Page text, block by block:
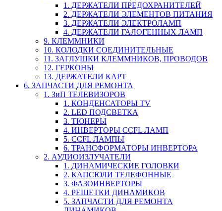
1. ДЕРЖАТЕЛИ ПРЕДОХРАНИТЕЛЕЙ
2. ДЕРЖАТЕЛИ ЭЛЕМЕНТОВ ПИТАНИЯ
3. ДЕРЖАТЕЛИ ЭЛЕКТРОЛАМП
4. ДЕРЖАТЕЛИ ГАЛОГЕННЫХ ЛАМП
9. КЛЕММНИКИ
10. КОЛОДКИ СОЕДИНИТЕЛЬНЫЕ
11. ЗАГЛУШКИ КЛЕММНИКОВ, ПРОВОДОВ
12. ГЕРКОНЫ
13. ДЕРЖАТЕЛИ КАРТ
6. ЗАПЧАСТИ ДЛЯ РЕМОНТА
1. ЗиП ТЕЛЕВИЗОРОВ
1. КОНДЕНСАТОРЫ TV
2. LED ПОДСВЕТКА
3. ТЮНЕРЫ
4. ИНВЕРТОРЫ CCFL ЛАМП
5. CCFL ЛАМПЫ
6. ТРАНСФОРМАТОРЫ ИНВЕРТОРА
2. АУДИОИЗЛУЧАТЕЛИ
1. ДИНАМИЧЕСКИЕ ГОЛОВКИ
2. КАПСЮЛИ ТЕЛЕФОННЫЕ
3. ФАЗОИНВЕРТОРЫ
4. РЕШЕТКИ ДИНАМИКОВ
5. ЗАПЧАСТИ ДЛЯ РЕМОНТА